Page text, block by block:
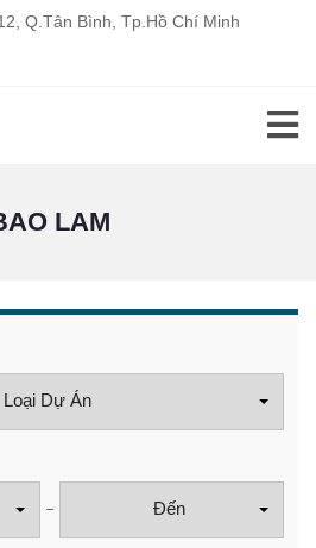
Q.Tân Bình, Tp.Hồ Chí Minh
LAM
Loại Dự Án
Đến